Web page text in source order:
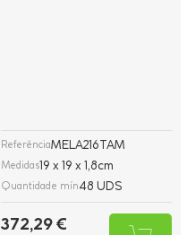
ReferênciaMELA216TAM
Medidas19 x 19 x 1,8cm
Quantidade mín48 UDS
372,29 €